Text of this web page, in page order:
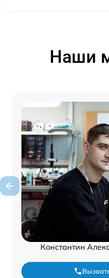
Наши
Константин